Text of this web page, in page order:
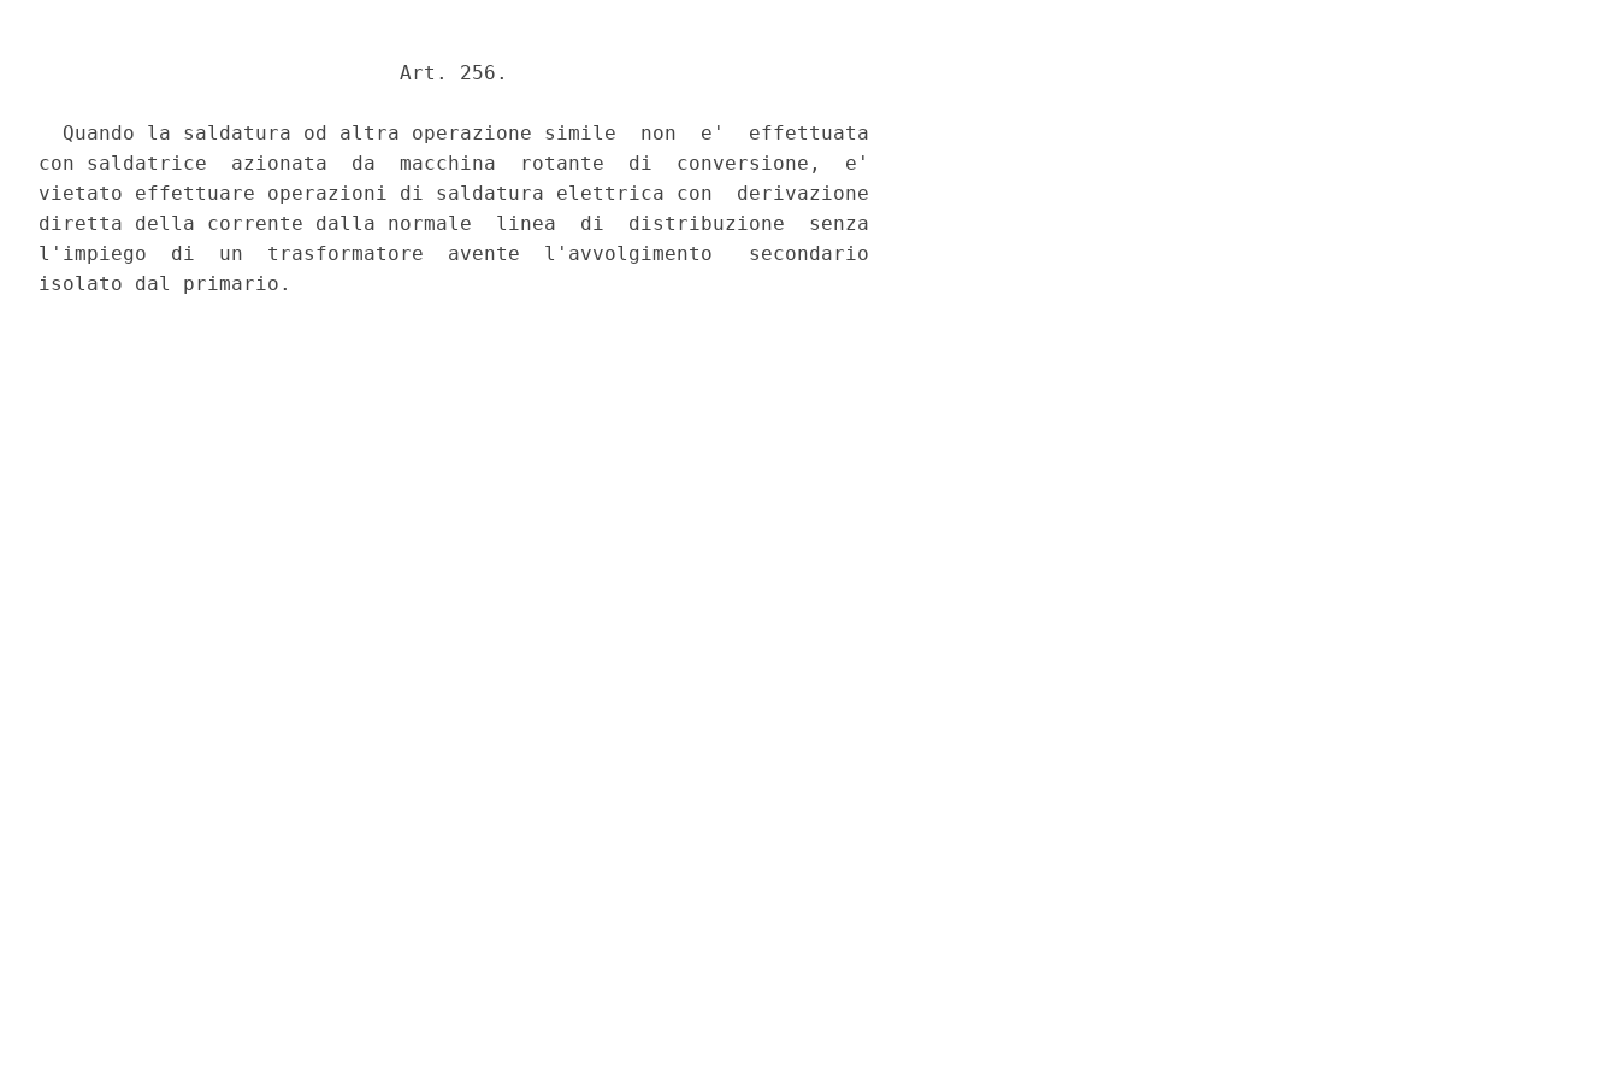
                              Art. 256.
  Quando la saldatura od altra operazione simile  non  e'  effettuata
con saldatrice  azionata  da  macchina  rotante  di  conversione,  e'
vietato effettuare operazioni di saldatura elettrica con  derivazione
diretta della corrente dalla normale  linea  di  distribuzione  senza
l'impiego  di  un  trasformatore  avente  l'avvolgimento   secondario